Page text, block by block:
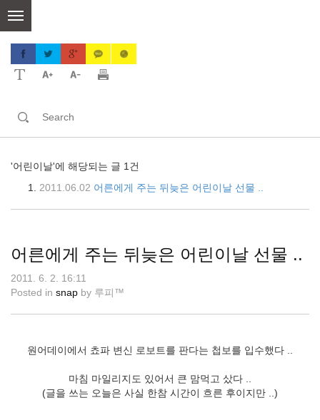
content
'어린이날'에 해당되는 글 1건
2011.06.02 어른에게 주는 뒤늦은 어린이날 선물 ..
어른에게 주는 뒤늦은 어린이날 선물 ..
2011. 6. 2. 16:11
Posted in snap by 루피™
원어데이에서 쵸파 변신 로보트를 판다는 첩보를 입수했다 ..
마침 마일리지도 있어서 큰 맘먹고 샀다 ..
(글을 쓰는 오늘은 사실 한참 시간이 흐른 후이지만 ..)